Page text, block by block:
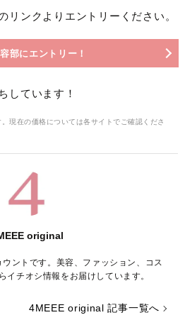
リンクよりエントリーください。
部にエントリー！
しています！
現在の価格については各サイトでご確認くださ
original
ントです。美容、ファッション、コス
イチオシ情報をお届けしています。
4MEEE original 記事一覧へ